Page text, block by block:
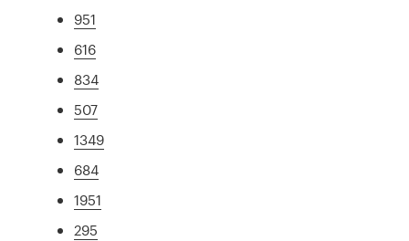
951
616
834
507
1349
684
1951
295